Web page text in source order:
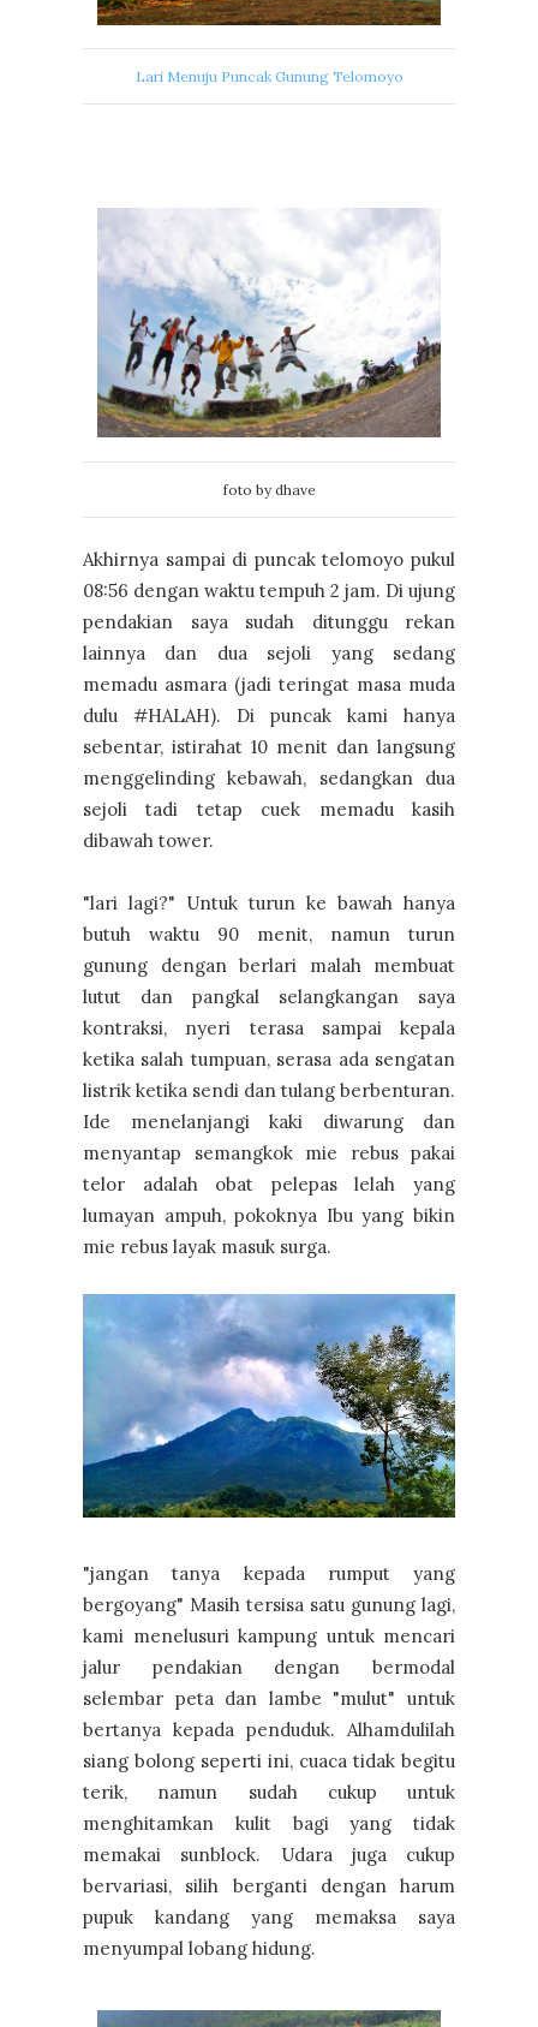
Lari Menuju Puncak Gunung Telomoyo
foto by dhave
Akhirnya sampai di puncak telomoyo pukul
08:56 dengan waktu tempuh 2 jam. Di ujung
pendakian saya sudah ditunggu rekan
lainnya dan dua sejoli yang sedang
memadu asmara (jadi teringat masa muda
dulu #HALAH). Di puncak kami hanya
sebentar, istirahat 10 menit dan langsung
menggelinding kebawah, sedangkan dua
sejoli tadi tetap cuek memadu kasih
dibawah tower.
"lari lagi?" Untuk turun ke bawah hanya
butuh waktu 90 menit, namun turun
gunung dengan berlari malah membuat
lutut dan pangkal selangkangan saya
kontraksi, nyeri terasa sampai kepala
ketika salah tumpuan, serasa ada sengatan
listrik ketika sendi dan tulang berbenturan.
Ide menelanjangi kaki diwarung dan
menyantap semangkok mie rebus pakai
telor adalah obat pelepas lelah yang
lumayan ampuh, pokoknya Ibu yang bikin
mie rebus layak masuk surga.
"jangan tanya kepada rumput yang
bergoyang" Masih tersisa satu gunung lagi,
kami menelusuri kampung untuk mencari
jalur pendakian dengan bermodal
selembar peta dan lambe "mulut" untuk
bertanya kepada penduduk. Alhamdulilah
siang bolong seperti ini, cuaca tidak begitu
terik, namun sudah cukup untuk
menghitamkan kulit bagi yang tidak
memakai sunblock. Udara juga cukup
bervariasi, silih berganti dengan harum
pupuk kandang yang memaksa saya
menyumpal lobang hidung.